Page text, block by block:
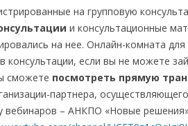
на групповую
и консультационные
на нее. Онлайн-комната
консультации, если вы не можете
сможете посмотреть прямую
партнера,
вебинаров – АНКПО «Новые